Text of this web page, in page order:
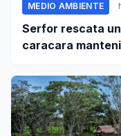
MEDIO AMBIENTE
Serfor rescata
caracara